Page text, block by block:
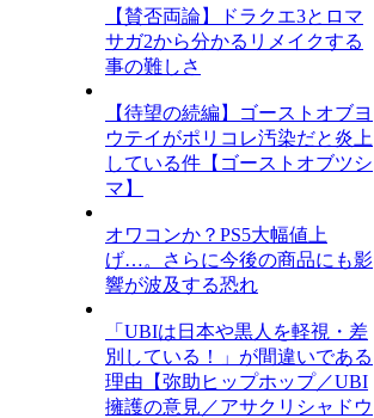
【賛否両論】ドラクエ3とロマ
サガ2から分かるリメイクする
事の難しさ
【待望の続編】ゴーストオブヨ
ウテイがポリコレ汚染だと炎上
している件【ゴーストオブツシ
マ】
オワコンか？PS5大幅値上
げ…。さらに今後の商品にも影
響が波及する恐れ
「UBIは日本や黒人を軽視・差
別している！」が間違いである
理由【弥助ヒップホップ／UBI
擁護の意見／アサクリシャドウ